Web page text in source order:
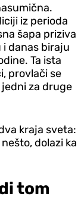
iz perioda
šapa priziva
i danas biraju
Ta ista
provlači se
jedni za druge
kraja sveta:
dolazi ka
tom